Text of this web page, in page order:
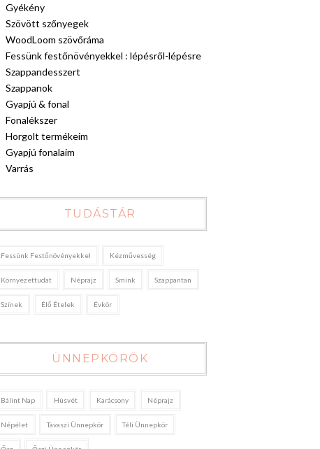
Gyékény
Szövött szőnyegek
WoodLoom szövőráma
Fessünk festőnövényekkel : lépésről-lépésre
Szappandesszert
Szappanok
Gyapjú & fonal
Fonalékszer
Horgolt termékeim
Gyapjú fonalaim
Varrás
TUDÁSTÁR
Fessünk Festőnövényekkel Kézművesség
Környezettudat Néprajz Smink Szappantan
Színek Élő Ételek Évkör
ÜNNEPKÖRÖK
Bálint Nap Húsvét Karácsony Néprajz
Népélet Tavaszi Ünnepkör Téli Ünnepkör